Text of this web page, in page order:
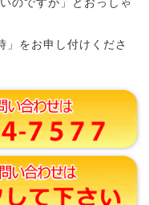
」をお申し付けくださ